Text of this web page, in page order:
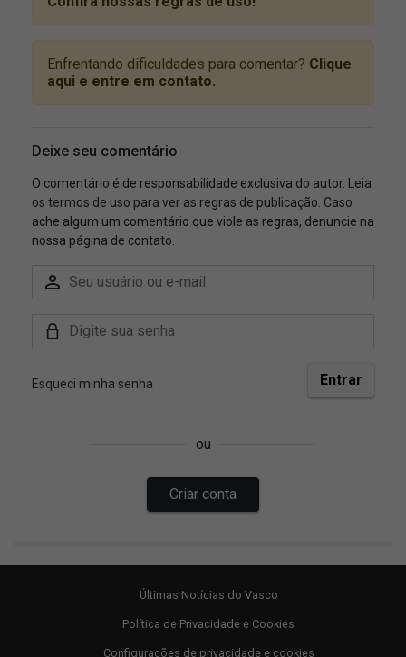
Últimas Notícias do Vasco
Política de Privacidade e Cookies
Configurações de privacidade e cookies